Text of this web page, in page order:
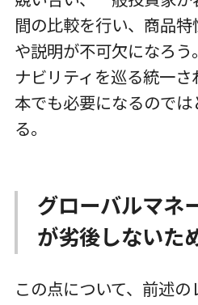
間の比較を行い、商品
や説明が不可欠になろ
ナビリティを巡る統一さ
本でも必要になるので
る。
グローバルマネ
が劣後しないた
この点について、前述